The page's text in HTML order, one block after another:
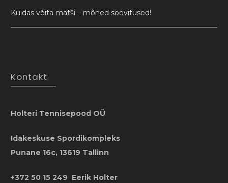
Kuidas võita matši – mõned soovitused!
Kontakt
Holteri Tennisepood OÜ
Idakeskuse Spordikompleks
Punane 16c, 13619 Tallinn
+372 50 15 249 Eerik Holter